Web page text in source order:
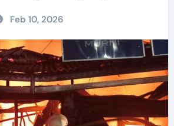
Feb 10, 2026